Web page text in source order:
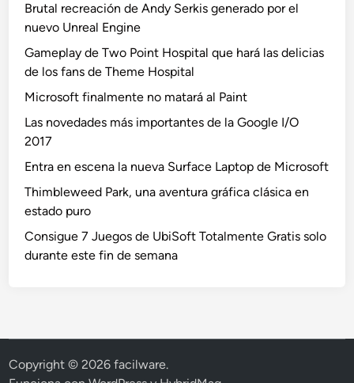
Brutal recreación de Andy Serkis generado por el
nuevo Unreal Engine
Gameplay de Two Point Hospital que hará las delicias
de los fans de Theme Hospital
Microsoft finalmente no matará al Paint
Las novedades más importantes de la Google I/O
2017
Entra en escena la nueva Surface Laptop de Microsoft
Thimbleweed Park, una aventura gráfica clásica en
estado puro
Consigue 7 Juegos de UbiSoft Totalmente Gratis solo
durante este fin de semana
Copyright © 2026facilware.